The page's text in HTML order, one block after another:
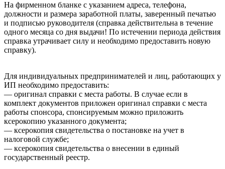
На фирменном бланке с указанием адреса, телефона,
должности и размера заработной платы, заверенный печатью
и подписью руководителя (справка действительна в течение
одного месяца со дня выдачи! По истечении периода действия
справка утрачивает силу и необходимо предоставить новую
справку).
Для индивидуальных предпринимателей и лиц, работающих у
ИП необходимо предоставить:
— оригинал справки с места работы. В случае если в
комплект документов приложен оригинал справки с места
работы спонсора, спонсируемым можно приложить
ксерокопию указанного документа;
— ксерокопия свидетельства о постановке на учет в
налоговой службе;
— ксерокопия свидетельства о внесении в единый
государственный реестр.